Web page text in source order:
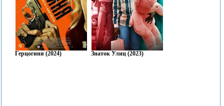
Герцогиня (2024) Знаток Улиц (2023)